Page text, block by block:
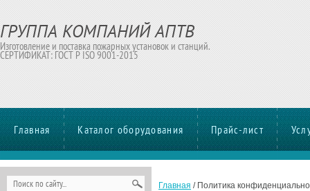
ГРУППА КОМПАНИЙ АПТВ
Изготовление и поставка пожарных установок и станций.
СЕРТИФИКАТ: ГОСТ Р ISO 9001-2015
Главная Каталог оборудования Прайс-лист
Главная / Политика